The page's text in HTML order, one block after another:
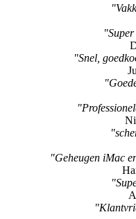
"Snel,
"Geheugen iMac